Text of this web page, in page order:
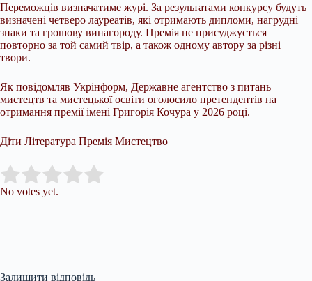
Переможців визначатиме журі. За результатами конкурсу будуть
визначені четверо лауреатів, які отримають дипломи, нагрудні
знаки та грошову винагороду. Премія не присуджується
повторно за той самий твір, а також одному автору за різні
твори.
Як повідомляв Укрінформ, Державне агентство з питань
мистецтв та мистецької освіти оголосило претендентів на
отримання премії імені Григорія Кочура у 2026 році.
Діти Література Премія Мистецтво
Rate this item:
No votes yet.
Залишити відповідь